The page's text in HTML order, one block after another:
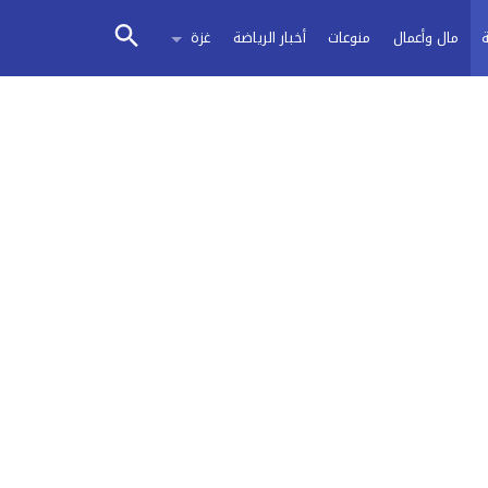
مال وأعمال منوعات أخبار الرياضة غزة